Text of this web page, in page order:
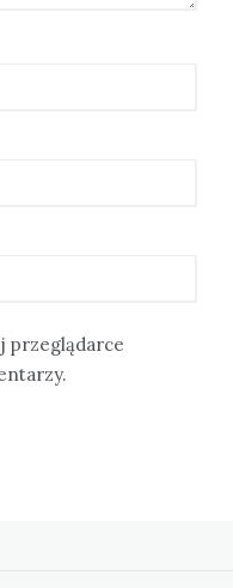
przeglądarce